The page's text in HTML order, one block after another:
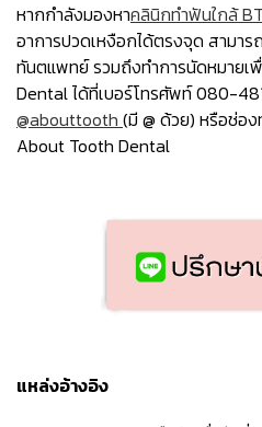
หากกำลังมองหาคลินิกทำฟันใกล้
อาการปวดเหงือกได้ตรงจุด สามา
ทันตแพทย์ รวมถึงทำการนัดหมายเ
Dental ได้ที่เบอร์โทรศัพท์ 080-
@abouttooth (มี @ ด้วย) หรือช่อ
About Tooth Dental
แหล่งอ้างอิง